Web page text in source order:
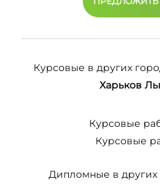
Курсовые в других
Харьков
Курсовые
Курсовые
Дипломные в других